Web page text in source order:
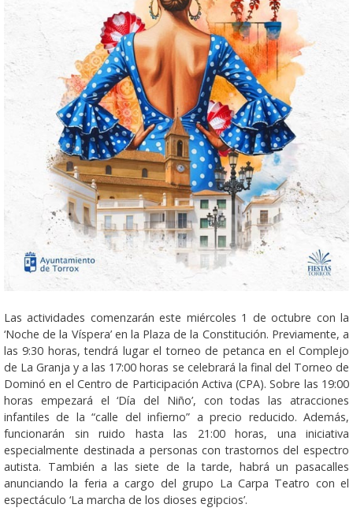
Las actividades comenzarán este miércoles 1 de octubre con la
‘Noche de la Víspera’ en la Plaza de la Constitución. Previamente, a
las 9:30 horas, tendrá lugar el torneo de petanca en el Complejo
de La Granja y a las 17:00 horas se celebrará la final del Torneo de
Dominó en el Centro de Participación Activa (CPA). Sobre las 19:00
horas empezará el ‘Día del Niño’, con todas las atracciones
infantiles de la “calle del infierno” a precio reducido. Además,
funcionarán sin ruido hasta las 21:00 horas, una iniciativa
especialmente destinada a personas con trastornos del espectro
autista. También a las siete de la tarde, habrá un pasacalles
anunciando la feria a cargo del grupo La Carpa Teatro con el
espectáculo ‘La marcha de los dioses egipcios’.